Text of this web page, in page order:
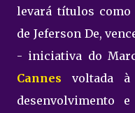
levará títulos como
de Jeferson De,
- iniciativa do
Cannes voltada
desenvolvimento